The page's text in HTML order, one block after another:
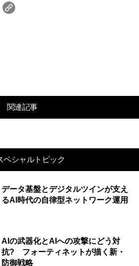
関連記事
ペシャルトピック
データ基盤とデジタルツインが支え
るAI時代の自律型ネットワーク運用
AIの武器化とAIへの攻撃にどう対
抗? フォーティネットが描く新・
防御戦略